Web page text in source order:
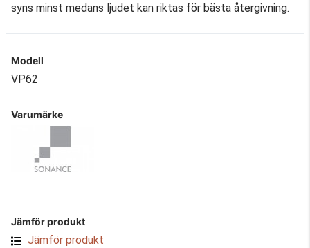
syns minst medans ljudet kan riktas för bästa återgivning.
Modell
VP62
Varumärke
Jämför produkt
Jämför produkt